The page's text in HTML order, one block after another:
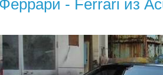
- Ferrari из